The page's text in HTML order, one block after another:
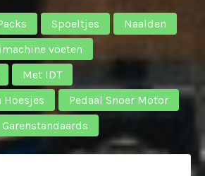
Spoeltjes
Naalden
voeten
Met IDT
Hoesjes
Pedaal Snoer Motor
Garenstandaards